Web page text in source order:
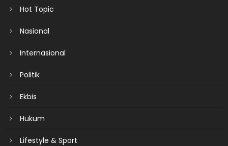
Hot Topic
Nasional
Internasional
Politik
Ekbis
Hukum
Lifestyle & Sport